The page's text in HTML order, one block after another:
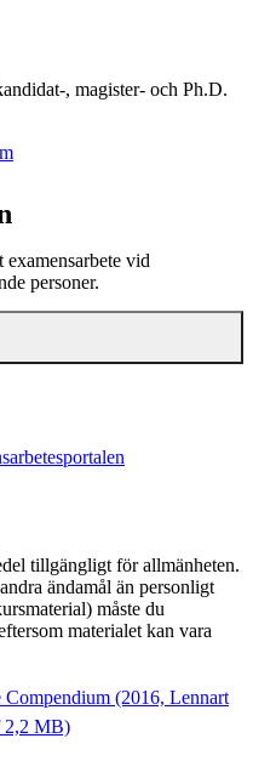
, magister- och Ph.D.
vid
personer.
tillgängligt för allmänheten.
ändamål än personligt
måste du
materialet kan vara
(2016, Lennart
2,2 MB)